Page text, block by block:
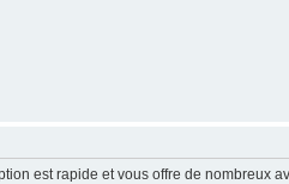
est rapide et vous offre de